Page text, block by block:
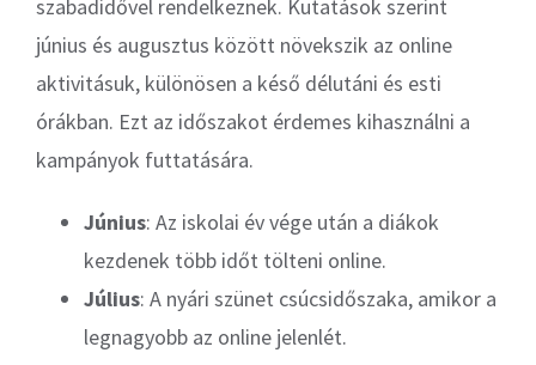
szabadidővel rendelkeznek. Kutatások szerint
június és augusztus között növekszik az online
aktivitásuk, különösen a késő délutáni és esti
órákban. Ezt az időszakot érdemes kihasználni a
kampányok futtatására.
Június: Az iskolai év vége után a diákok
kezdenek több időt tölteni online.
Július: A nyári szünet csúcsidőszaka, amikor a
legnagyobb az online jelenlét.